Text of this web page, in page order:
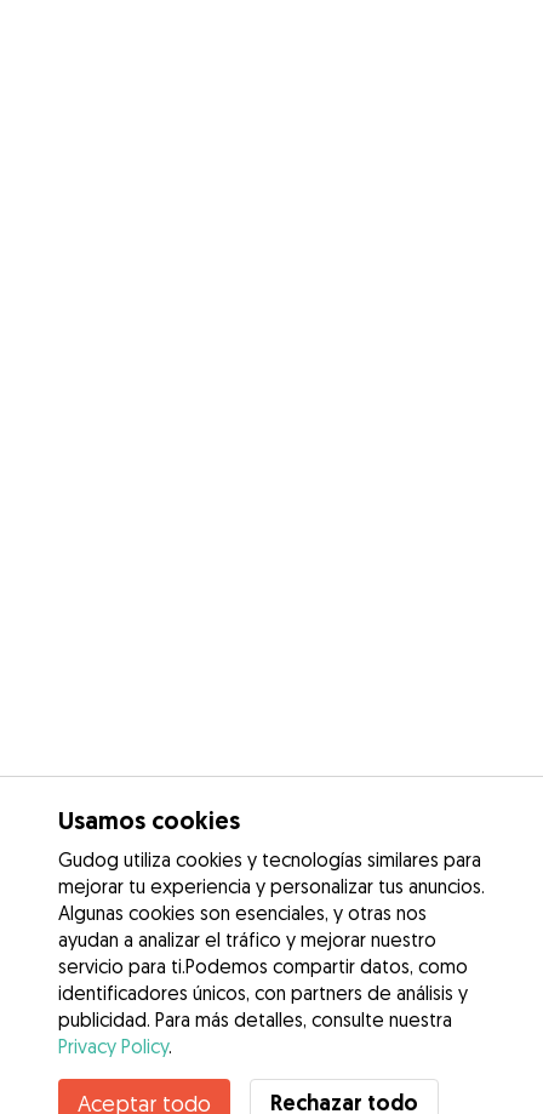
Usamos cookies
Gudog utiliza cookies y tecnologías similares para
mejorar tu experiencia y personalizar tus anuncios.
Algunas cookies son esenciales, y otras nos
ayudan a analizar el tráfico y mejorar nuestro
servicio para ti.Podemos compartir datos, como
identificadores únicos, con partners de análisis y
publicidad. Para más detalles, consulte nuestra
Privacy Policy.
Aceptar todo Rechazar todo